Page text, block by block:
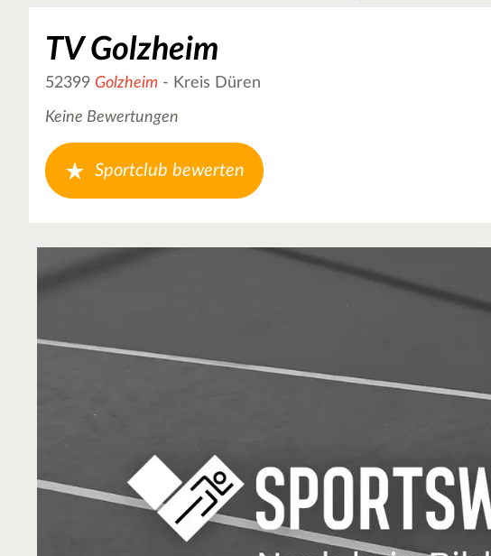
TV Golzheim
52399 Golzheim - Kreis Düren
Keine Bewertungen
Sportclub bewerten